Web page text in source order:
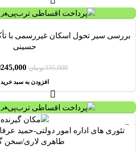
بررسی سیر تحول اسکان غیررسمی با
حسینی
335,000تومان 245,000
افزودن به سبد خرید
تئوری های اداره امور دولتی-حمید
طاهری لاری/سخن